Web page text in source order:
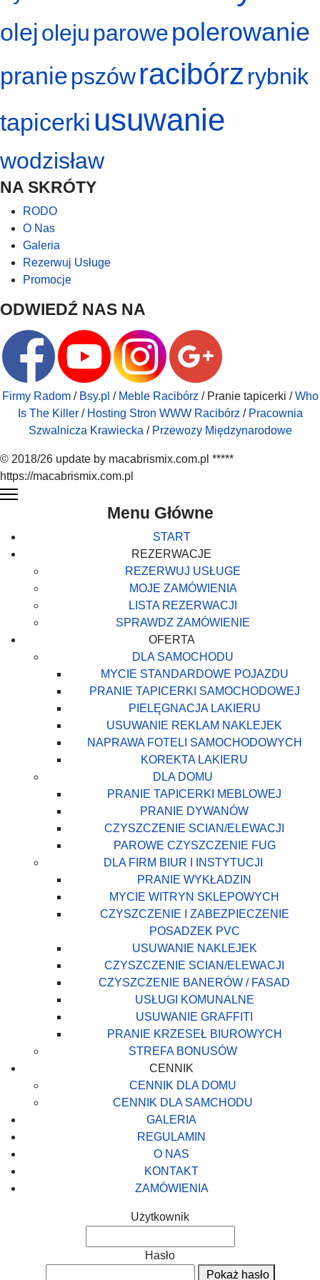
olejoleju parowepolerowanie
praniepszówracibórz rybnik
tapicerki usuwanie
wodzisław
NA SKRÓTY
RODO
O Nas
Galeria
Rezerwuj Usługe
Promocje
ODWIEDŹ NAS NA
Firmy Radom/ Bsy.pl / Meble Racibórz / Pranie tapicerki /Who
Is The Killer/ Hosting Stron WWW Racibórz / Pracownia
Szwalnicza Krawiecka / Przewozy Międzynarodowe
© 2018/26 update by macabrismix.com.pl *****
https://macabrismix.com.pl
Menu Główne
START
REZERWACJE
REZERWUJ USŁUGE
MOJE ZAMÓWIENIA
LISTA REZERWACJI
SPRAWDZ ZAMÓWIENIE
OFERTA
DLA SAMOCHODU
MYCIE STANDARDOWE POJAZDU
PRANIE TAPICERKI SAMOCHODOWEJ
PIELĘGNACJA LAKIERU
USUWANIE REKLAM NAKLEJEK
NAPRAWA FOTELI SAMOCHODOWYCH
KOREKTA LAKIERU
DLA DOMU
PRANIE TAPICERKI MEBLOWEJ
PRANIE DYWANÓW
CZYSZCZENIE SCIAN/ELEWACJI
PAROWE CZYSZCZENIE FUG
DLA FIRM BIUR I INSTYTUCJI
PRANIE WYKŁADZIN
MYCIE WITRYN SKLEPOWYCH
CZYSZCZENIE I ZABEZPIECZENIE
POSADZEK PVC
USUWANIE NAKLEJEK
CZYSZCZENIE SCIAN/ELEWACJI
CZYSZCZENIE BANERÓW / FASAD
USŁUGI KOMUNALNE
USUWANIE GRAFFITI
PRANIE KRZESEŁ BIUROWYCH
STREFA BONUSÓW
CENNIK
CENNIK DLA DOMU
CENNIK DLA SAMCHODU
GALERIA
REGULAMIN
O NAS
KONTAKT
ZAMÓWIENIA
Użytkownik
Hasło
Pokaż hasło